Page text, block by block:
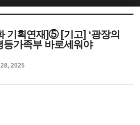
기획연재]⑤ [기고] ‘광장의
등가족부 바로세워야
2025
스케치북5